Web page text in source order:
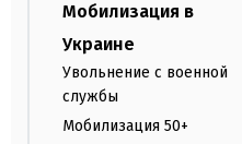
Мобилизация в
Украине
Увольнение с военной
службы
Мобилизация 50+